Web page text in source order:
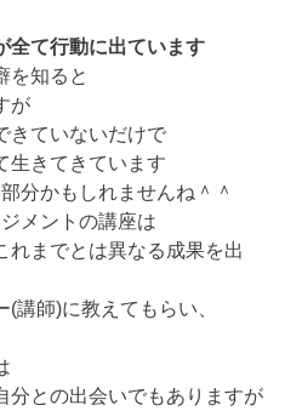
全て行動に出ています
を知ると
が
きていないだけで
生きてきています
分かもしれませんね＾＾
メントの講座は
れまでとは異なる成果を出
講師)に教えてもらい、
分との出会いでもありますが